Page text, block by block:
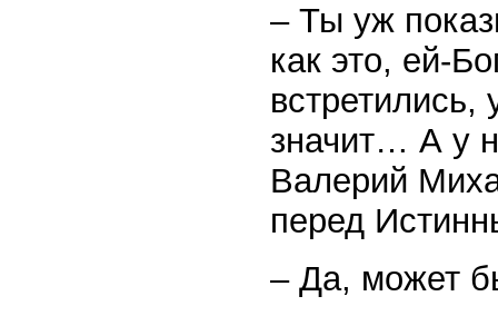
– Ты уж
как это, ей-
встретились,
значит… А у
Валерий
перед
– Да, может